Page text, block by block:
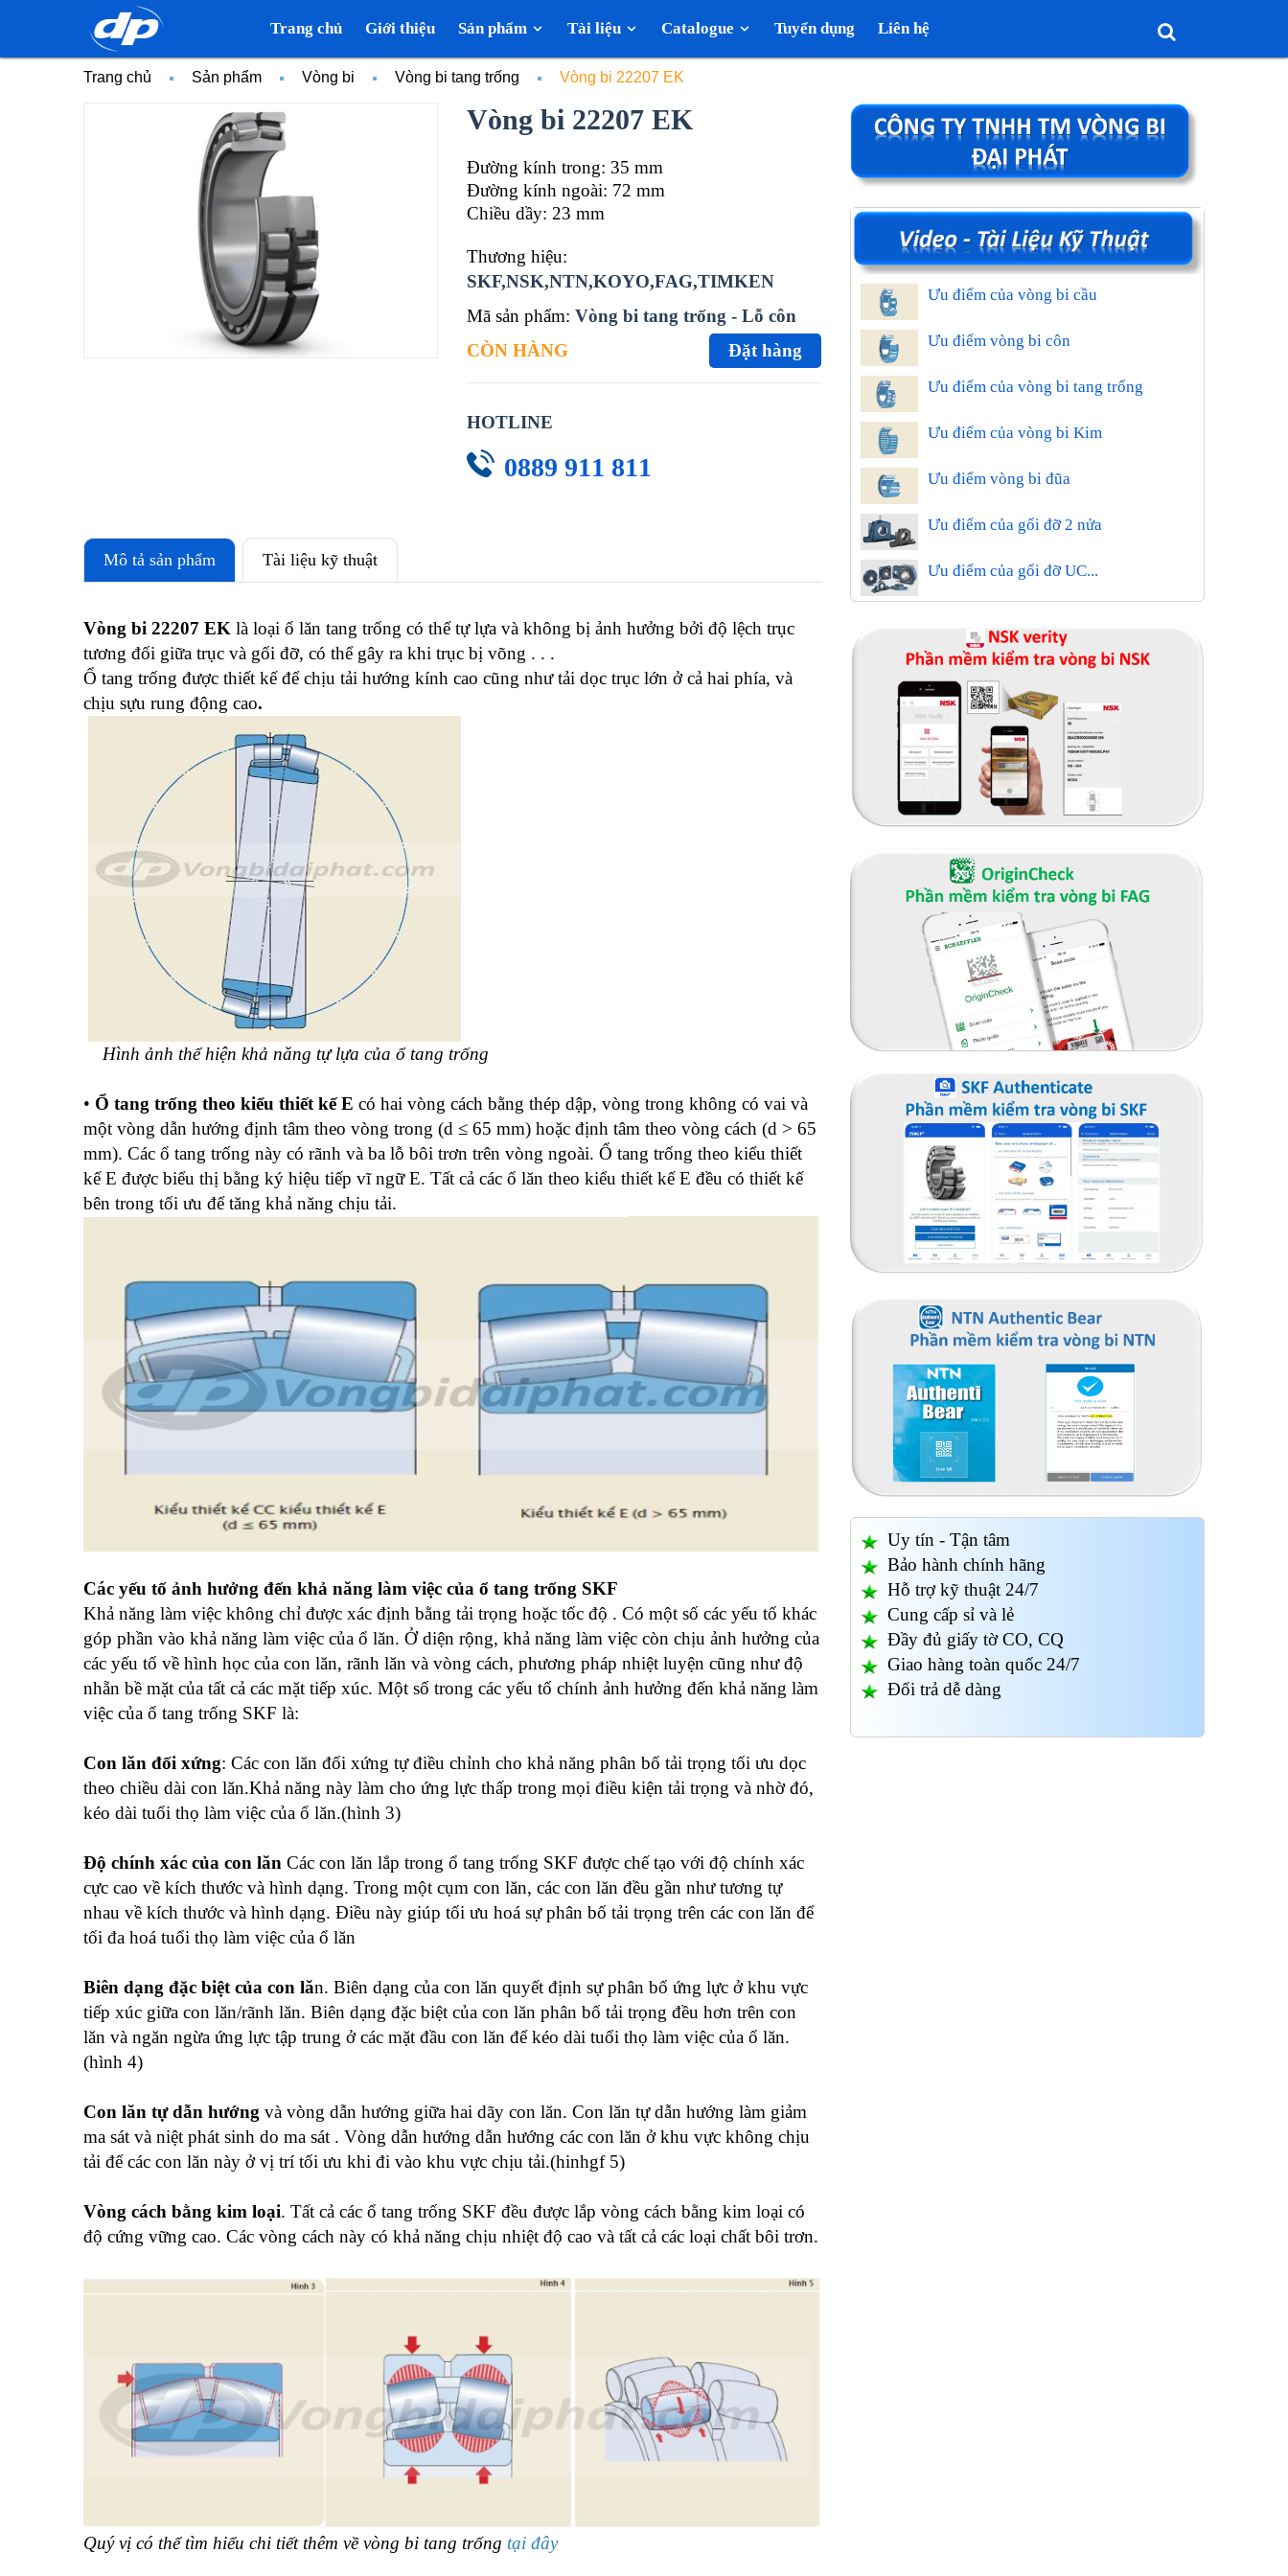
Trang chủ Giới thiệu Sản phẩm Tài liệu Catalogue Tuyển dụng Liên hệ
Trang chủ Sản phẩm Vòng bi Vòng bi tang trống Vòng bi 22207 EK
Vòng bi 22207 EK
Đường kính trong: 35 mm
Đường kính ngoài: 72 mm
Chiều dầy: 23 mm
Thương hiệu:
SKF,NSK,NTN,KOYO,FAG,TIMKEN
Mã sản phẩm: Vòng bi tang trống - Lỗ côn
CÒN HÀNG
Đặt hàng
HOTLINE
0889 911 811
Mô tả sản phẩm Tài liệu kỹ thuật
Vòng bi 22207 EK là loại ổ lăn tang trống có thể tự lựa và không bị ảnh hưởng bởi độ lệch trục
tương đối giữa trục và gối đỡ, có thể gây ra khi trục bị võng . . .
Ổ tang trống được thiết kế để chịu tải hướng kính cao cũng như tải dọc trục lớn ở cả hai phía, và
chịu sựu rung động cao.
Hình ảnh thể hiện khả năng tự lựa của ổ tang trống
• Ổ tang trống theo kiểu thiết kế E có hai vòng cách bằng thép dập, vòng trong không có vai và
một vòng dẫn hướng định tâm theo vòng trong (d ≤ 65 mm) hoặc định tâm theo vòng cách (d > 65
mm). Các ổ tang trống này có rãnh và ba lỗ bôi trơn trên vòng ngoài. Ổ tang trống theo kiểu thiết
kế E được biểu thị bằng ký hiệu tiếp vĩ ngữ E. Tất cả các ổ lăn theo kiểu thiết kế E đều có thiết kế
bên trong tối ưu để tăng khả năng chịu tải.
Các yếu tố ảnh hưởng đến khả năng làm việc của ổ tang trống SKF
Khả năng làm việc không chỉ được xác định bằng tải trọng hoặc tốc độ . Có một số các yếu tố khác
góp phần vào khả năng làm việc của ổ lăn. Ở diện rộng, khả năng làm việc còn chịu ảnh hưởng của
các yếu tố về hình học của con lăn, rãnh lăn và vòng cách, phương pháp nhiệt luyện cũng như độ
nhẵn bề mặt của tất cả các mặt tiếp xúc. Một số trong các yếu tố chính ảnh hưởng đến khả năng làm
việc của ổ tang trống SKF là:
Con lăn đối xứng: Các con lăn đối xứng tự điều chỉnh cho khả năng phân bố tải trọng tối ưu dọc
theo chiều dài con lăn.Khả năng này làm cho ứng lực thấp trong mọi điều kiện tải trọng và nhờ đó,
kéo dài tuổi thọ làm việc của ổ lăn.(hình 3)
Độ chính xác của con lăn Các con lăn lắp trong ổ tang trống SKF được chế tạo với độ chính xác
cực cao về kích thước và hình dạng. Trong một cụm con lăn, các con lăn đều gần như tương tự
nhau về kích thước và hình dạng. Điều này giúp tối ưu hoá sự phân bố tải trọng trên các con lăn để
tối đa hoá tuổi thọ làm việc của ổ lăn
Biên dạng đặc biệt của con lăn. Biên dạng của con lăn quyết định sự phân bố ứng lực ở khu vực
tiếp xúc giữa con lăn/rãnh lăn. Biên dạng đặc biệt của con lăn phân bố tải trọng đều hơn trên con
lăn và ngăn ngừa ứng lực tập trung ở các mặt đầu con lăn để kéo dài tuổi thọ làm việc của ổ lăn.
(hình 4)
Con lăn tự dẫn hướng và vòng dẫn hướng giữa hai dãy con lăn. Con lăn tự dẫn hướng làm giảm
ma sát và niệt phát sinh do ma sát . Vòng dẫn hướng dẫn hướng các con lăn ở khu vực không chịu
tải để các con lăn này ở vị trí tối ưu khi đi vào khu vực chịu tải.(hinhgf 5)
Vòng cách bằng kim loại. Tất cả các ổ tang trống SKF đều được lắp vòng cách bằng kim loại có
độ cứng vững cao. Các vòng cách này có khả năng chịu nhiệt độ cao và tất cả các loại chất bôi trơn.
Quý vị có thể tìm hiểu chi tiết thêm về vòng bi tang trống tại đây
Ưu điểm của vòng bi cầu
Ưu điểm vòng bi côn
Ưu điểm của vòng bi tang trống
Ưu điểm của vòng bi Kim
Ưu điểm vòng bi đũa
Ưu điểm của gối đỡ 2 nửa
Ưu điểm của gối đỡ UC...
Uy tín - Tận tâm
Bảo hành chính hãng
Hỗ trợ kỹ thuật 24/7
Cung cấp sỉ và lẻ
Đầy đủ giấy tờ CO, CQ
Giao hàng toàn quốc 24/7
Đổi trả dễ dàng